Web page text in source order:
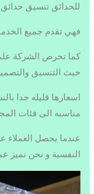
للحدائق تنسيق حدائق
فهي تقدم جميع
كما تحرص الشركة
حيث التنسيق
اسعارها قليله جدا
مناسبه الى فئات
عندما يحصل العملاء
النفسية و نحن نميز